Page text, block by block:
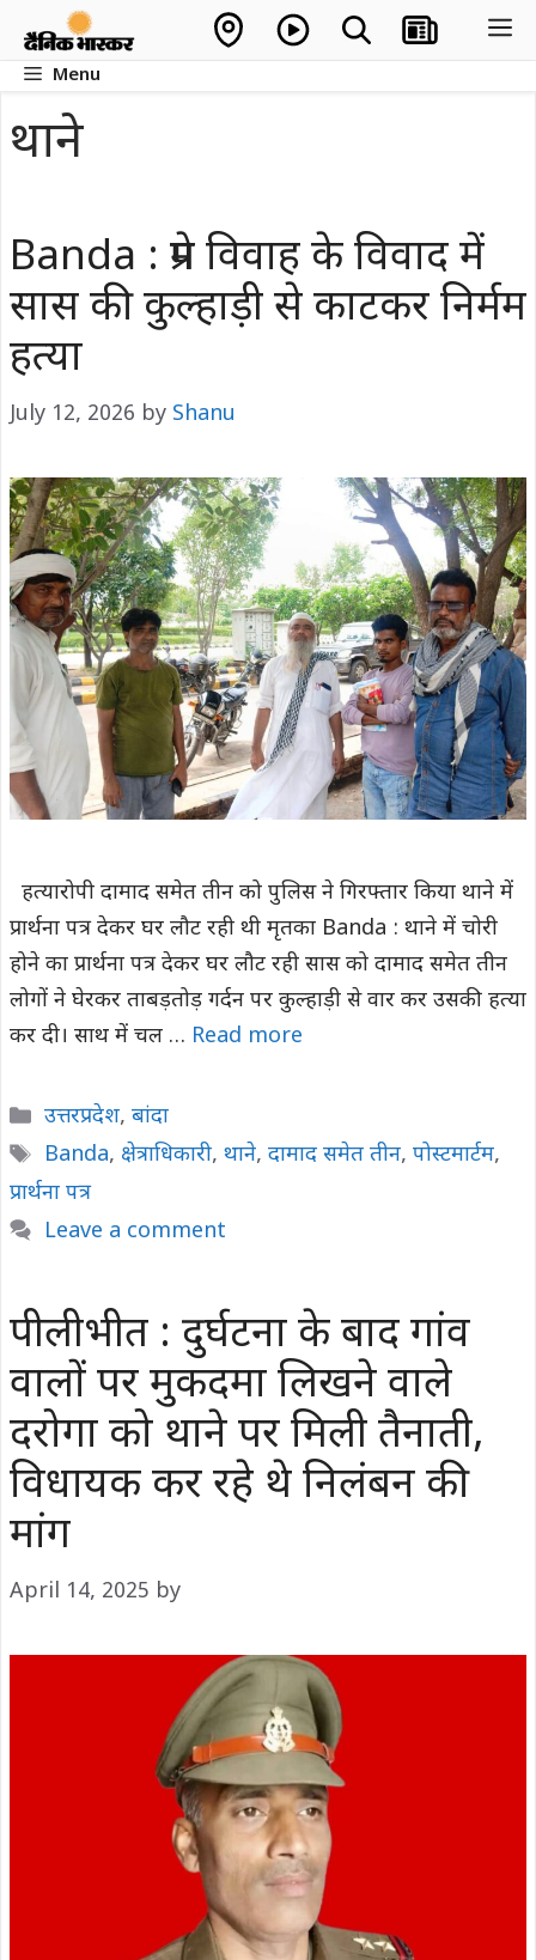
contentMenu
थाने
Banda : प्रेम विवाह के विवाद में
सास की कुल्हाड़ी से काटकर निर्मम
हत्या
July 12, 2026 by Shanu
हत्यारोपी दामाद समेत तीन को पुलिस ने गिरफ्तार किया थाने में
प्रार्थना पत्र देकर घर लौट रही थी मृतका Banda : थाने में चोरी
होने का प्रार्थना पत्र देकर घर लौट रही सास को दामाद समेत तीन
लोगों ने घेरकर ताबड़तोड़ गर्दन पर कुल्हाड़ी से वार कर उसकी हत्या
कर दी। साथ में चल … Read more
Categories
उत्तरप्रदेश, बांदा
Tags
Banda, क्षेत्राधिकारी, थाने, दामाद समेत तीन, पोस्टमार्टम,
प्रार्थना पत्र
Leave a comment
पीलीभीत : दुर्घटना के बाद गांव
वालों पर मुकदमा लिखने वाले
दरोगा को थाने पर मिली तैनाती,
विधायक कर रहे थे निलंबन की
मांग
April 14, 2025 by